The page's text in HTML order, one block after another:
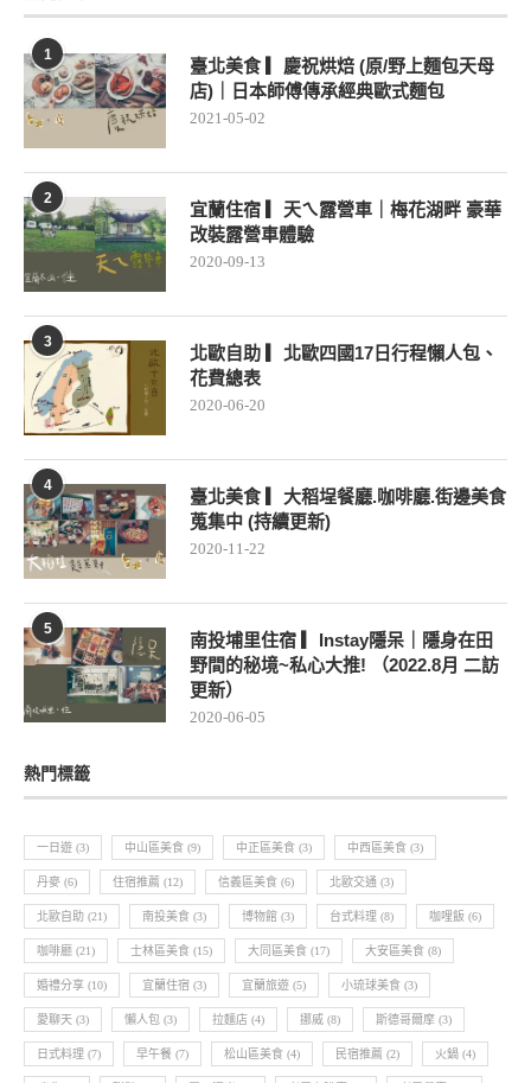
1
臺北美食 ▎慶祝烘焙 (原/野上麵包天母
店)｜日本師傅傳承經典歐式麵包
2021-05-02
2
宜蘭住宿 ▎天ㄟ露營車｜梅花湖畔 豪華
改裝露營車體驗
2020-09-13
3
北歐自助 ▎北歐四國17日行程懶人包、
花費總表
2020-06-20
4
臺北美食 ▎大稻埕餐廳.咖啡廳.街邊美食
蒐集中 (持續更新)
2020-11-22
5
南投埔里住宿 ▎Instay隱呆｜隱身在田
野間的秘境~私心大推! （2022.8月 二訪
更新）
2020-06-05
熱門標籤
一日遊 (3) 中山區美食 (9) 中正區美食 (3) 中西區美食 (3)
丹麥 (6) 住宿推薦 (12) 信義區美食 (6) 北歐交通 (3)
北歐自助 (21) 南投美食 (3) 博物館 (3) 台式料理 (8) 咖哩飯 (6)
咖啡廳 (21) 士林區美食 (15) 大同區美食 (17) 大安區美食 (8)
婚禮分享 (10) 宜蘭住宿 (3) 宜蘭旅遊 (5) 小琉球美食 (3)
愛聊天 (3) 懶人包 (3) 拉麵店 (4) 挪威 (8) 斯德哥爾摩 (3)
日式料理 (7) 早午餐 (7) 松山區美食 (4) 民宿推薦 (2) 火鍋 (4)